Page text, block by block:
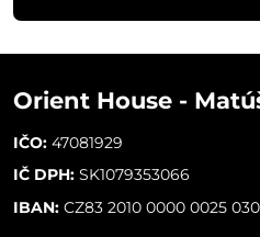
Orient House -
IČO: 47081929
IČ DPH: SK1079353066
IBAN: CZ83 2010 0000 0025